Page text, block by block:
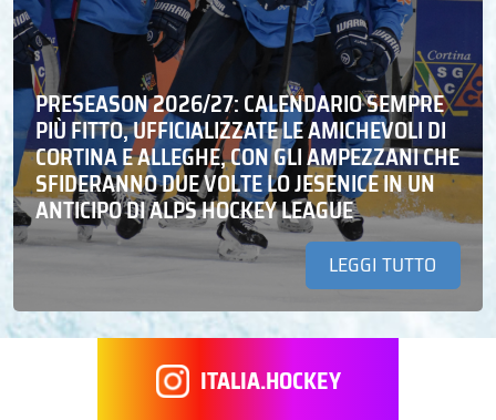
PRESEASON 2026/27: CALENDARIO SEMPRE
PIÙ FITTO, UFFICIALIZZATE LE AMICHEVOLI DI
CORTINA E ALLEGHE, CON GLI AMPEZZANI CHE
SFIDERANNO DUE VOLTE LO JESENICE IN UN
ANTICIPO DI ALPS HOCKEY LEAGUE
LEGGI TUTTO
ITALIA.HOCKEY